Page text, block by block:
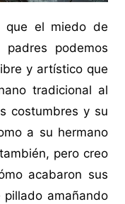
que el miedo de
podemos
y artístico que
tradicional al
costumbres y su
a su hermano
pero creo
acabaron sus
amañando